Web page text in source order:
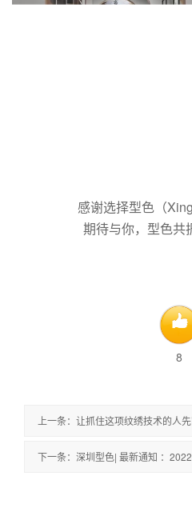
感谢选择型色（
期待与你，型色共
8
上一条：让抓住这项纹绣技术的人先
下一条：深圳型色| 最新通知 ：